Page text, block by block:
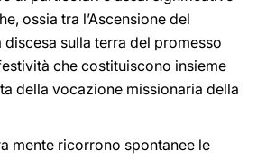
ossia tra l’Ascensione del
discesa sulla terra del promesso
che costituiscono insieme
della vocazione missionaria della
mente ricorrono spontanee le